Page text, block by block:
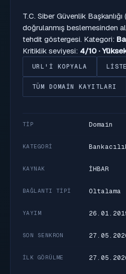
T.C. Siber Güvenlik Başkanlığı
doğrulanmış beslemesinden
tehdit göstergesi. Kategori:
Kritiklik seviyesi: 4/10 ·
URL'I KOPYALA
TÜM DOMAIN KAYITLARI
TIP Domain
KATEGORI
KAYNAK İHBAR
BAĞLANTI TIPI Oltalama
YAYIM
SON SENKRON
İLK GÖRÜLME